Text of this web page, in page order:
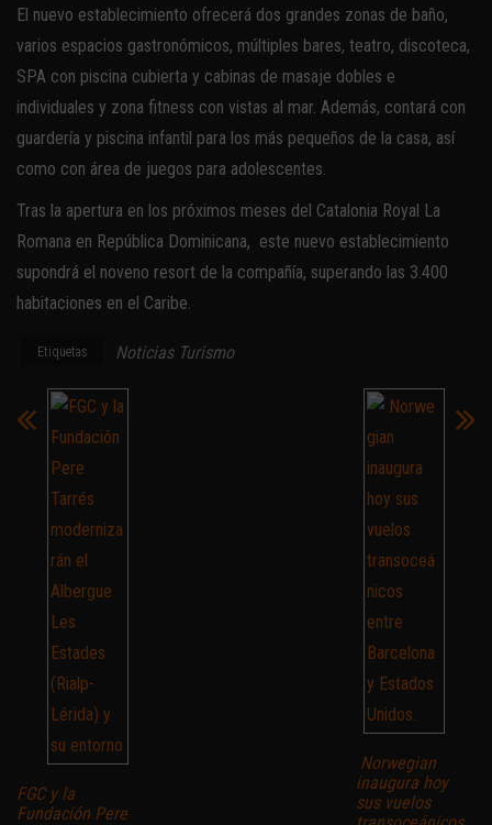
El nuevo establecimiento ofrecerá dos grandes zonas de baño,
varios espacios gastronómicos, múltiples bares, teatro, discoteca,
SPA con piscina cubierta y cabinas de masaje dobles e
individuales y zona fitness con vistas al mar. Además, contará con
guardería y piscina infantil para los más pequeños de la casa, así
como con área de juegos para adolescentes.
Tras la apertura en los próximos meses del Catalonia Royal La
Romana en República Dominicana, este nuevo establecimiento
supondrá el noveno resort de la compañía, superando las 3.400
habitaciones en el Caribe.
Etiquetas Noticias Turismo
FGC y la
Fundación Pere
Norwegian
inaugura hoy
sus vuelos